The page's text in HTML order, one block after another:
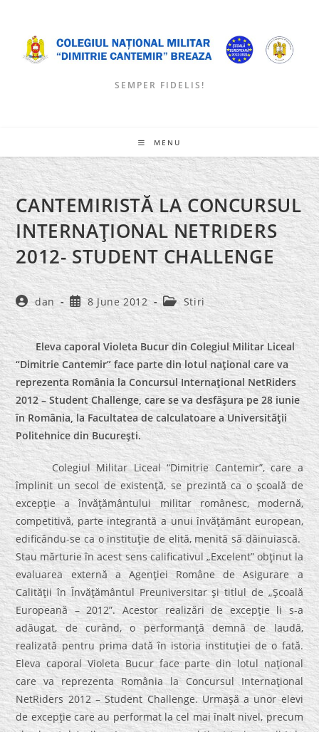
content
SEMPER FIDELIS!
MENU
CANTEMIRISTĂ LA CONCURSUL
INTERNAŢIONAL NETRIDERS
2012- STUDENT CHALLENGE
Post
author:
dan
Post
published:
8 June 2012
Post
category:
Stiri
Eleva caporal Violeta Bucur din Colegiul Militar Liceal
“Dimitrie Cantemir” face parte din lotul naţional care va
reprezenta România la Concursul Internaţional NetRiders
2012 – Student Challenge, care se va desfăşura pe 28 iunie
în România, la Facultatea de calculatoare a Universităţii
Politehnice din Bucureşti.
Colegiul Militar Liceal “Dimitrie Cantemir”, care a
împlinit un secol de existenţă, se prezintă ca o şcoală de
excepţie a învăţământului militar românesc, modernă,
competitivă, parte integrantă a unui învăţământ european,
edificându-se ca o instituţie de elită, menită să dăinuiască.
Stau mărturie în acest sens calificativul „Excelent” obţinut la
evaluarea externă a Agenţiei Române de Asigurare a
Calităţii în Învăţământul Preuniversitar şi titlul de „Şcoală
Europeană – 2012”. Acestor realizări de excepţie li s-a
adăugat, de curând, o performanţă demnă de laudă,
realizată pentru prima dată în istoria instituţiei de o fată.
Eleva caporal Violeta Bucur face parte din lotul naţional
care va reprezenta România la Concursul Internaţional
NetRiders 2012 – Student Challenge. Urmaşă a unor elevi
de excepţie care au performat la cel mai înalt nivel, precum